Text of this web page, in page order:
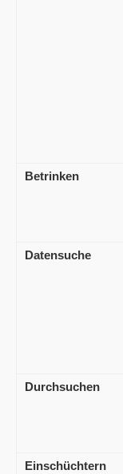
Betrinken
Datensuche
Durchsuchen
Einschüchtern